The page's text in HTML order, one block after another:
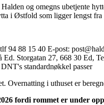
og omegns ubetjente
i Østfold som ligger lengst fra
94 88 15 40 E-post:
Storgatan 27, 668 30 Ed,
standardnøkkel passer
Overnatting i uthuset er
fordi rommet er under